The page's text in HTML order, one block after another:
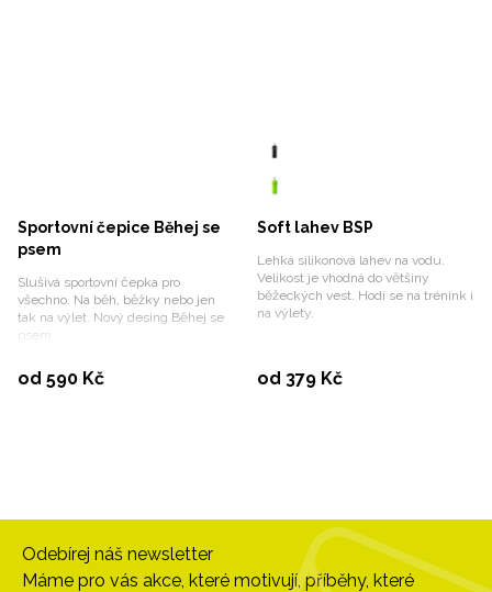
Sportovní čepice Běhej se
psem
Slušivá sportovní čepka pro
všechno. Na běh, běžky nebo jen
tak na výlet. Nový desing Běhej se
psem.
od 590 KčVybrat variantu
Soft lahev BSP
Lehká silikonová lahev na vodu.
Velikost je vhodná do většiny
běžeckých vest. Hodí se na trénink i
na výlety.
od 379 KčVybrat variantu
Odebírej náš newsletter
Máme pro vás akce, které motivují, příběhy, které